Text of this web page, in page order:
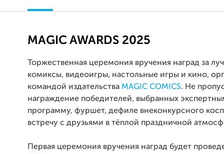
MAGIC AWARDS 2025
Торжественная церемония вручения наград за
комиксы, видеоигры, настольные игры и кино,
командой издательства MAGIC COMICS. Не
награждение победителей, выбранных
программу, фуршет, дефиле внеконкурсного
встречу с друзьями в тёплой праздничной
Первая церемония вручения наград будет